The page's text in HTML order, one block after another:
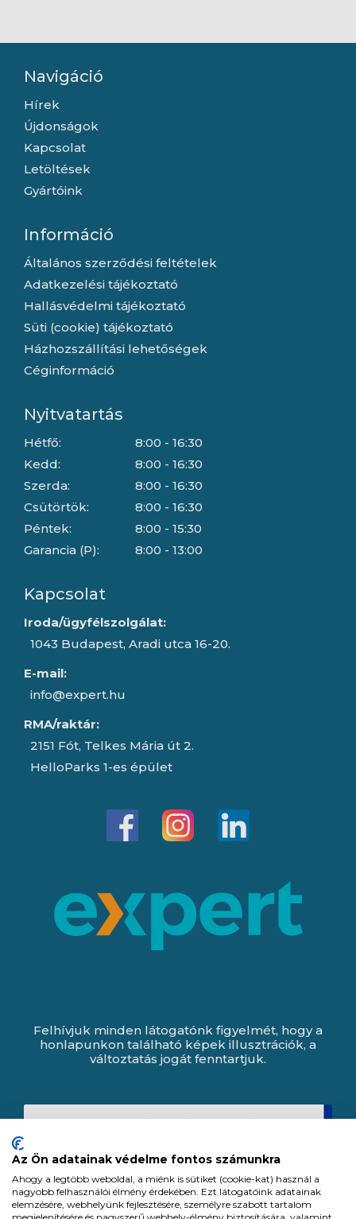
Navigáció
Hírek
Újdonságok
Kapcsolat
Letöltések
Gyártóink
Információ
Általános szerződési feltételek
Adatkezelési tájékoztató
Hallásvédelmi tájékoztató
Süti (cookie) tájékoztató
Házhozszállítási lehetőségek
Céginformáció
Nyitvatartás
Hétfő:
Kedd:
Szerda:
Csütörtök:
Péntek:
Garancia (P):
8:00 - 16:30
8:00 - 16:30
8:00 - 16:30
8:00 - 16:30
8:00 - 15:30
8:00 - 13:00
Kapcsolat
Iroda/ügyfélszolgálat:
1043 Budapest, Aradi utca 16-20.
E-mail:
info@expert.hu
RMA/raktár:
2151 Fót, Telkes Mária út 2.
HelloParks 1-es épület
Felhívjuk minden látogatónk figyelmét, hogy a
honlapunkon található képek illusztrációk, a
változtatás jogát fenntartjuk.
Az Ön adatainak védelme fontos számunkra
Ahogy a legtöbb weboldal, a miénk is sütiket (cookie-kat) használ a
nagyobb felhasználói élmény érdekében. Ezt látogatóink adatainak
elemzésére, webhelyünk fejlesztésére, személyre szabott tartalom